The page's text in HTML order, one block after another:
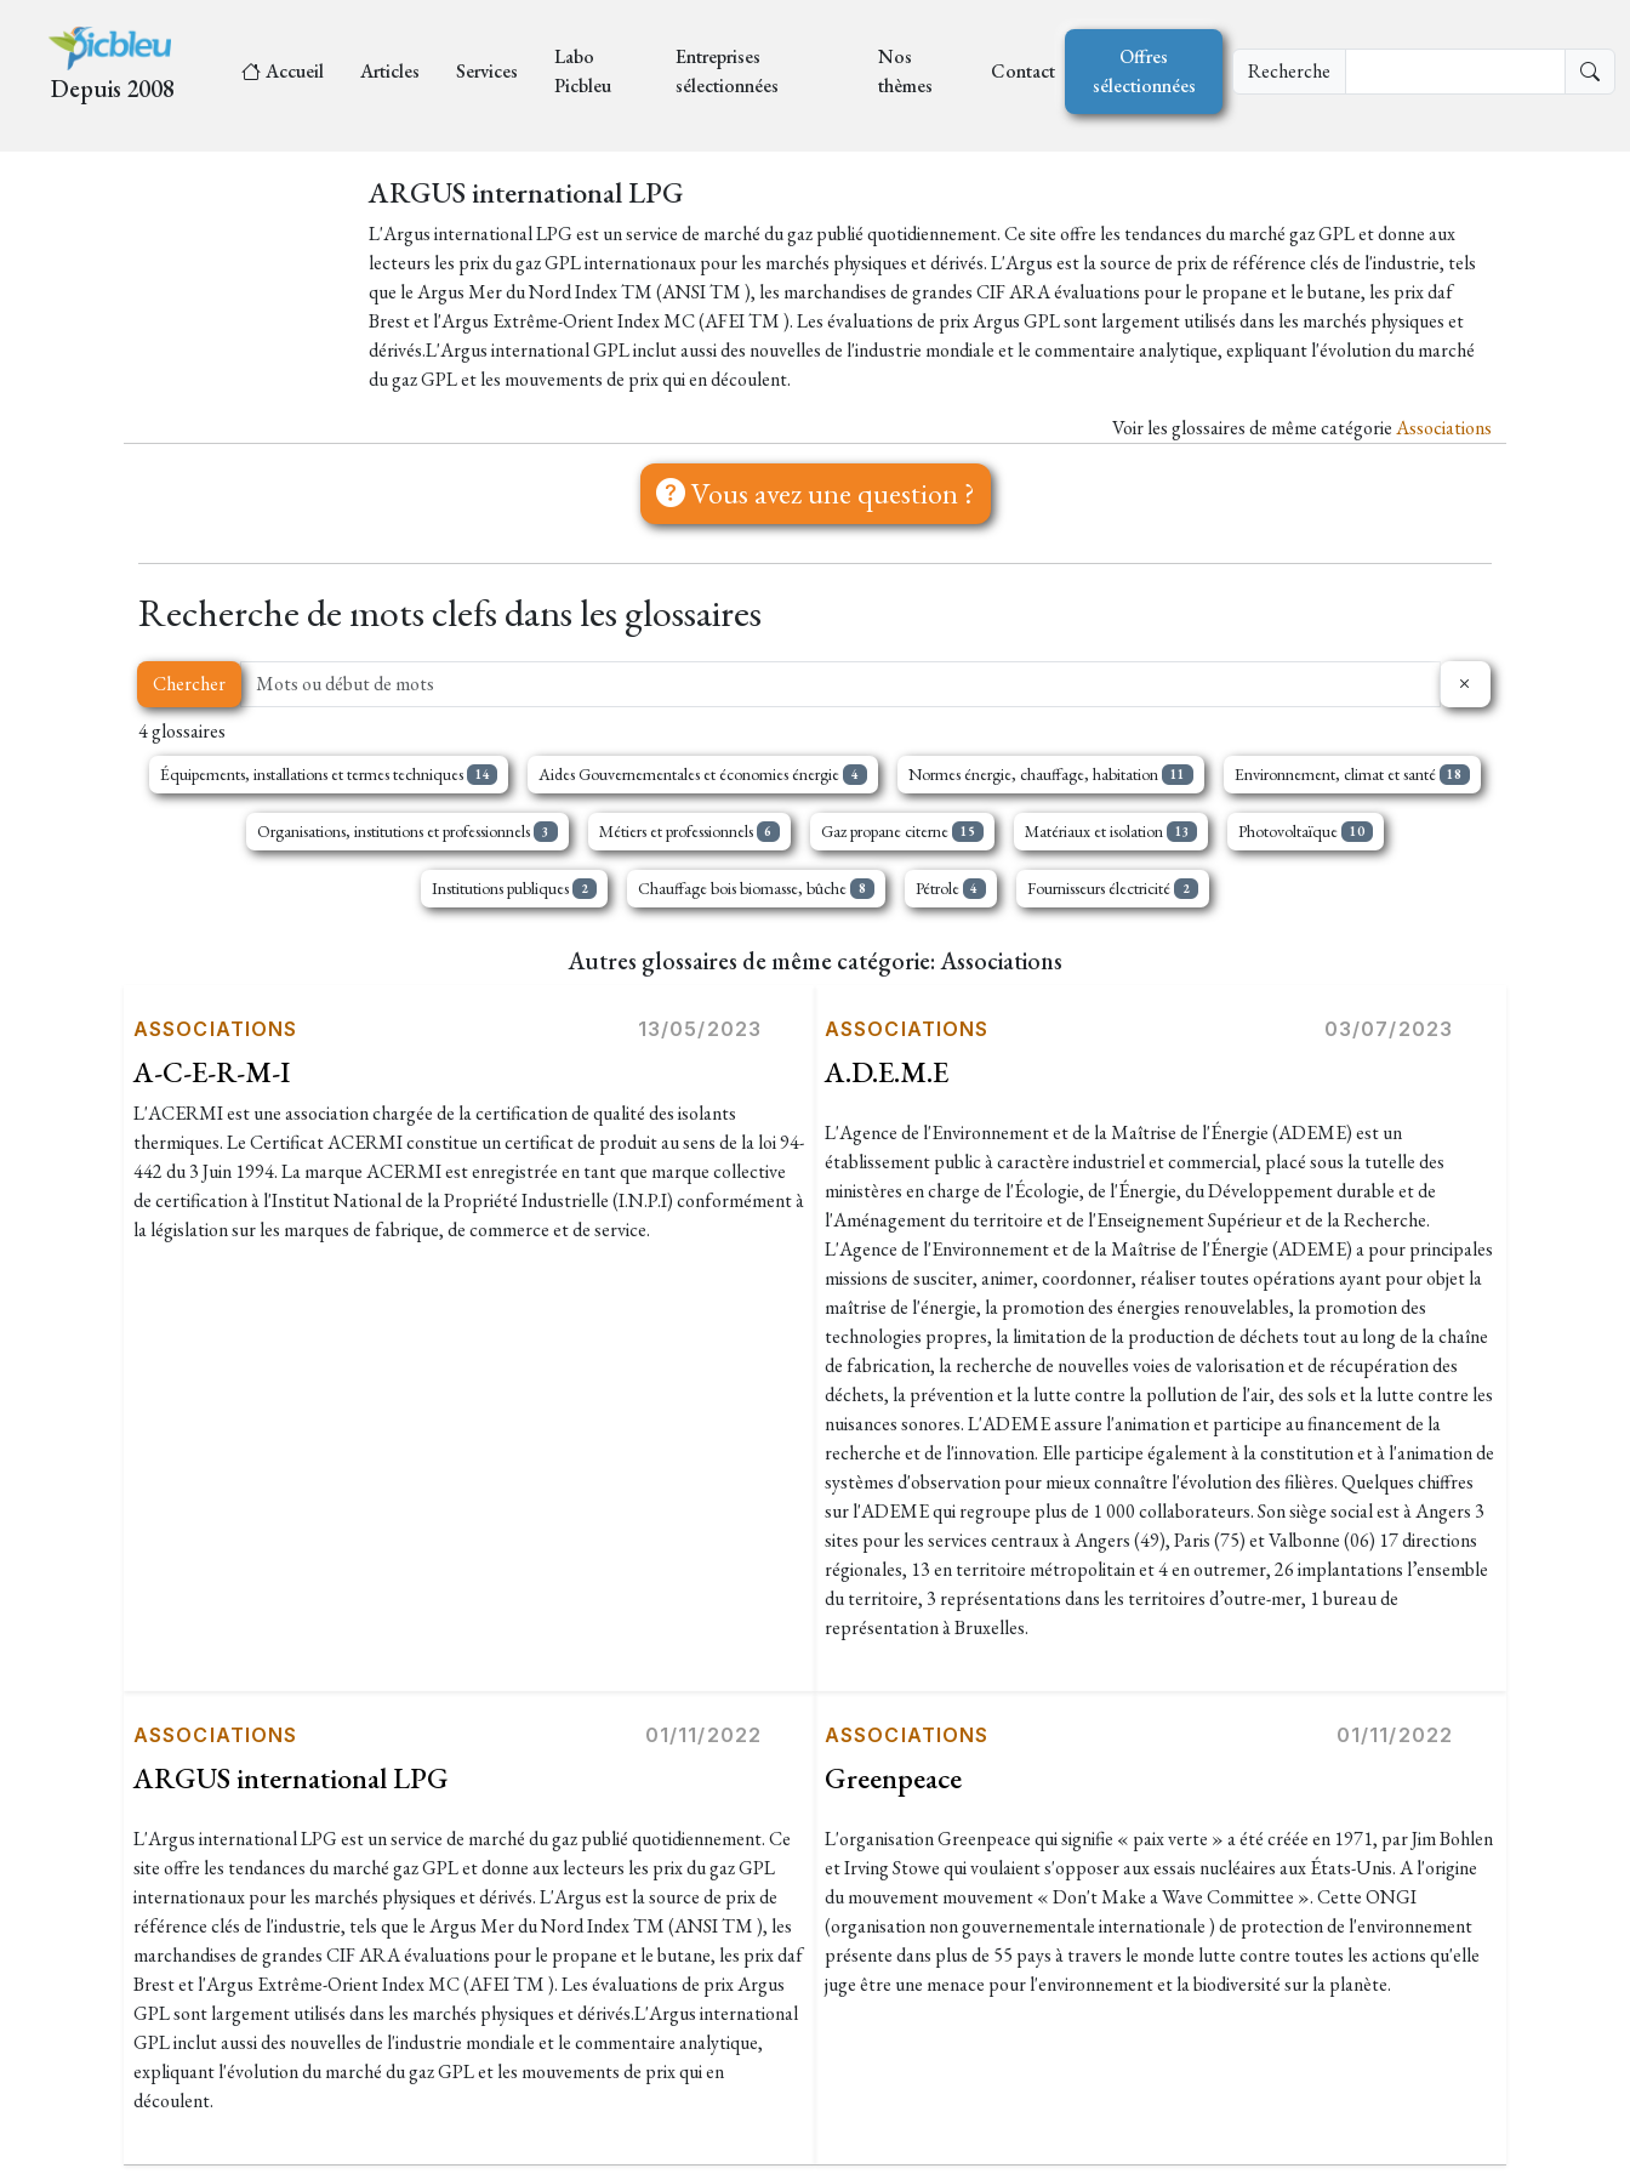
Depuis 2008
Accueil Articles Services
Labo
Picbleu
Entreprises
sélectionnées
Nos
thèmes
Contact
Offres
sélectionnées
Recherche
ARGUS international LPG
L'Argus international LPG est un service de marché du gaz publié quotidiennement. Ce site offre les tendances du marché gaz GPL et donne aux
lecteurs les prix du gaz GPL internationaux pour les marchés physiques et dérivés. L'Argus est la source de prix de référence clés de l'industrie, tels
que le Argus Mer du Nord Index TM (ANSI TM ), les marchandises de grandes CIF ARA évaluations pour le propane et le butane, les prix daf
Brest et l'Argus Extrême-Orient Index MC (AFEI TM ). Les évaluations de prix Argus GPL sont largement utilisés dans les marchés physiques et
dérivés.L'Argus international GPL inclut aussi des nouvelles de l'industrie mondiale et le commentaire analytique, expliquant l'évolution du marché
du gaz GPL et les mouvements de prix qui en découlent.
Voir les glossaires de même catégorieAssociations
Vous avez une question ?
Recherche de mots clefs dans les glossaires
Chercher
4 glossaires
Équipements, installations et termes techniques 14 Aides Gouvernementales et économies énergie 4 Normes énergie, chauffage, habitation 11 Environnement, climat et santé 18
Organisations, institutions et professionnels 3 Métiers et professionnels 6 Gaz propane citerne 15 Matériaux et isolation 13 Photovoltaïque 10
Institutions publiques 2 Chauffage bois biomasse, bûche 8 Pétrole 4 Fournisseurs électricité 2
Autres glossaires de même catégorie: Associations
ASSOCIATIONS 13/05/2023
A-C-E-R-M-I
L'ACERMI est une association chargée de la certification de qualité des isolants
thermiques. Le Certificat ACERMI constitue un certificat de produit au sens de la loi 94-
442 du 3 Juin 1994. La marque ACERMI est enregistrée en tant que marque collective
de certification à l'Institut National de la Propriété Industrielle (I.N.P.I) conformément à
la législation sur les marques de fabrique, de commerce et de service.
ASSOCIATIONS 03/07/2023
A.D.E.M.E
L'Agence de l'Environnement et de la Maîtrise de l'Énergie (ADEME) est un
établissement public à caractère industriel et commercial, placé sous la tutelle des
ministères en charge de l'Écologie, de l'Énergie, du Développement durable et de
l'Aménagement du territoire et de l'Enseignement Supérieur et de la Recherche.
L'Agence de l'Environnement et de la Maîtrise de l'Énergie (ADEME) a pour principales
missions de susciter, animer, coordonner, réaliser toutes opérations ayant pour objet la
maîtrise de l'énergie, la promotion des énergies renouvelables, la promotion des
technologies propres, la limitation de la production de déchets tout au long de la chaîne
de fabrication, la recherche de nouvelles voies de valorisation et de récupération des
déchets, la prévention et la lutte contre la pollution de l'air, des sols et la lutte contre les
nuisances sonores. L'ADEME assure l'animation et participe au financement de la
recherche et de l'innovation. Elle participe également à la constitution et à l'animation de
systèmes d'observation pour mieux connaître l'évolution des filières. Quelques chiffres
sur l'ADEME qui regroupe plus de 1 000 collaborateurs. Son siège social est à Angers 3
sites pour les services centraux à Angers (49), Paris (75) et Valbonne (06) 17 directions
régionales, 13 en territoire métropolitain et 4 en outremer, 26 implantations l’ensemble
du territoire, 3 représentations dans les territoires d’outre-mer, 1 bureau de
représentation à Bruxelles.
ASSOCIATIONS 01/11/2022
ARGUS international LPG
L'Argus international LPG est un service de marché du gaz publié quotidiennement. Ce
site offre les tendances du marché gaz GPL et donne aux lecteurs les prix du gaz GPL
internationaux pour les marchés physiques et dérivés. L'Argus est la source de prix de
référence clés de l'industrie, tels que le Argus Mer du Nord Index TM (ANSI TM ), les
marchandises de grandes CIF ARA évaluations pour le propane et le butane, les prix daf
Brest et l'Argus Extrême-Orient Index MC (AFEI TM ). Les évaluations de prix Argus
GPL sont largement utilisés dans les marchés physiques et dérivés.L'Argus international
GPL inclut aussi des nouvelles de l'industrie mondiale et le commentaire analytique,
expliquant l'évolution du marché du gaz GPL et les mouvements de prix qui en
découlent.
ASSOCIATIONS 01/11/2022
Greenpeace
L'organisation Greenpeace qui signifie « paix verte » a été créée en 1971, par Jim Bohlen
et Irving Stowe qui voulaient s'opposer aux essais nucléaires aux États-Unis. A l'origine
du mouvement mouvement « Don't Make a Wave Committee ». Cette ONGI
(organisation non gouvernementale internationale ) de protection de l'environnement
présente dans plus de 55 pays à travers le monde lutte contre toutes les actions qu'elle
juge être une menace pour l'environnement et la biodiversité sur la planète.